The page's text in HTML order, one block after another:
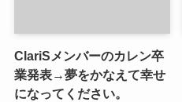
ClariSメンバーのカレン卒
業発表→夢をかなえて幸せ
になってください。